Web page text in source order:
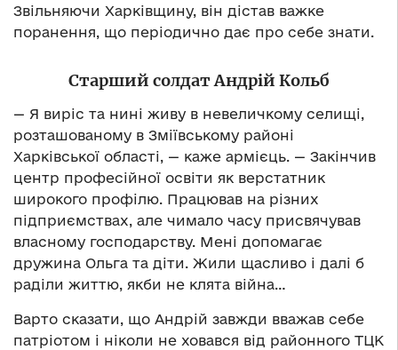
Звільняючи Харківщину, він дістав важке
поранення, що періодично дає про себе знати.
Старший солдат Андрій Кольб
— Я виріс та нині живу в невеличкому селищі,
розташованому в Зміївському районі
Харківської області, — каже армієць. — Закінчив
центр професійної освіти як верстатник
широкого профілю. Працював на різних
підприємствах, але чимало часу присвячував
власному господарству. Мені допомагає
дружина Ольга та діти. Жили щасливо і далі б
раділи життю, якби не клята війна…
Варто сказати, що Андрій завжди вважав себе
патріотом і ніколи не ховався від районного ТЦК